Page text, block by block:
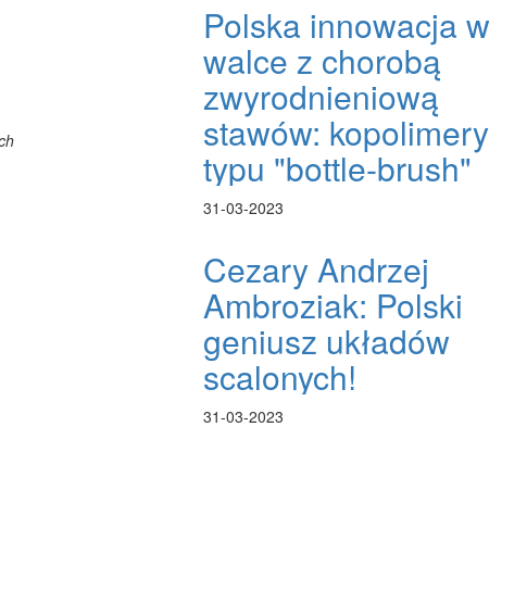
Polska innowacja w
walce z chorobą
zwyrodnieniową
stawów: kopolimery
typu "bottle-brush"
31-03-2023
Cezary Andrzej
Ambroziak: Polski
geniusz układów
scalonych!
31-03-2023